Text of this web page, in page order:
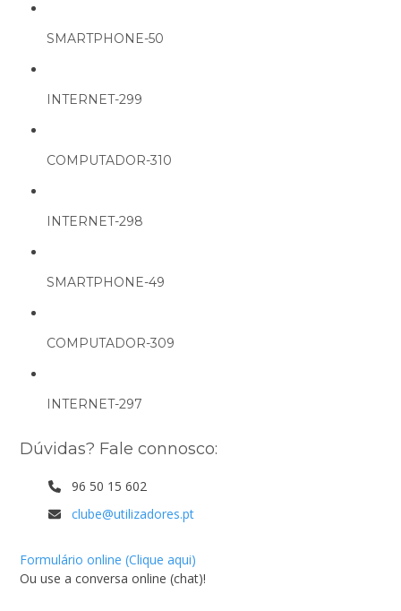
SMARTPHONE-50
INTERNET-299
COMPUTADOR-310
INTERNET-298
SMARTPHONE-49
COMPUTADOR-309
INTERNET-297
Dúvidas? Fale connosco:
96 50 15 602
clube@utilizadores.pt
Formulário online (Clique aqui)
Ou use a conversa online (chat)!